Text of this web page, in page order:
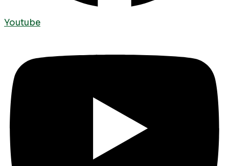
Youtube